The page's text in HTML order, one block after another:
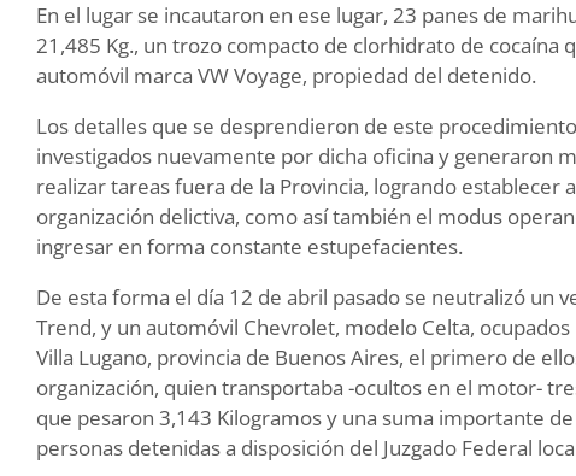
En el lugar se incautaron en ese lugar, 23 panes de
21,485 Kg., un trozo compacto de clorhidrato de cocaína
automóvil marca VW Voyage, propiedad del detenido.
Los detalles que se desprendieron de este
investigados nuevamente por dicha oficina y generaron
realizar tareas fuera de la Provincia, logrando establecer
organización delictiva, como así también el modus
ingresar en forma constante estupefacientes.
De esta forma el día 12 de abril pasado se neutralizó un
Trend, y un automóvil Chevrolet, modelo Celta,
Villa Lugano, provincia de Buenos Aires, el primero de
organización, quien transportaba -ocultos en el motor-
que pesaron 3,143 Kilogramos y una suma importante
personas detenidas a disposición del Juzgado Federal